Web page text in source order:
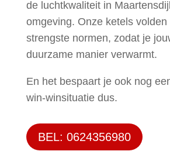
de luchtkwaliteit in
omgeving. Onze ketels volden
strengste normen, zodat je
duurzame manier verwarmt.
En het bespaart je ook nog
win-winsituatie dus.
BEL: 0624356980